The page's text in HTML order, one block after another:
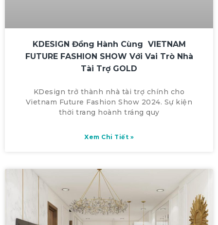
KDESIGN Đồng Hành Cùng VIETNAM
FUTURE FASHION SHOW Với Vai Trò Nhà
Tài Trợ GOLD
KDesign trở thành nhà tài trợ chính cho
Vietnam Future Fashion Show 2024. Sự kiện
thời trang hoành tráng quy
Xem Chi Tiết »